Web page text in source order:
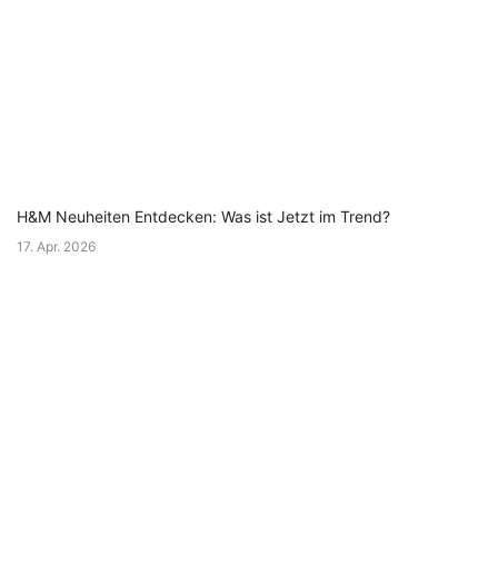
H&M Neuheiten Entdecken: Was ist Jetzt im Trend?
17. Apr. 2026